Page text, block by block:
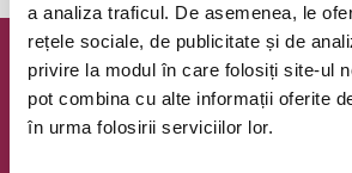
a analiza traficul. De asemenea, le
rețele sociale, de publicitate și de
privire la modul în care folosiți site-ul
pot combina cu alte informații oferite
în urma folosirii serviciilor lor.
Newsletter @
Oferte exclusive si o editie